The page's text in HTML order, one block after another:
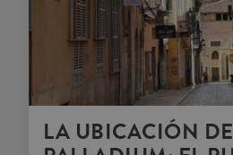
LA UBICACIÓN